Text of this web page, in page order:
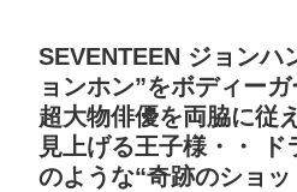
SEVENTEEN ジョンハ
ョンホン”をボディーガ
超大物俳優を両脇に従
見上げる王子様・・ ド
のような“奇跡のショッ